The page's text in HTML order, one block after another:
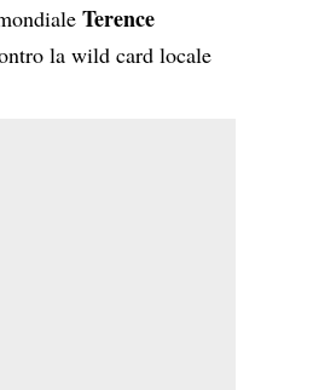
Terence
la wild card locale